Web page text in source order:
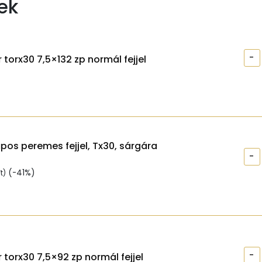
7,5×132 zp normál fejjel -
peremes fejjel, Tx30, sárgára
) (-41%)
-
7,5×92 zp normál fejjel -